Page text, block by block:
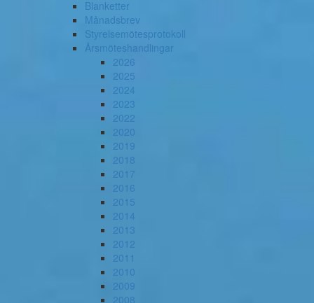
Blanketter
Månadsbrev
Styrelsemötesprotokoll
Årsmöteshandlingar
2026
2025
2024
2023
2022
2020
2019
2018
2017
2016
2015
2014
2013
2012
2011
2010
2009
2008